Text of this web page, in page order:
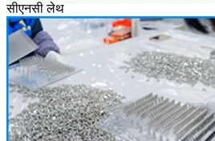
सीएनसी लेथ